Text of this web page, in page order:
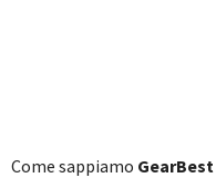
Come sappiamo GearBest